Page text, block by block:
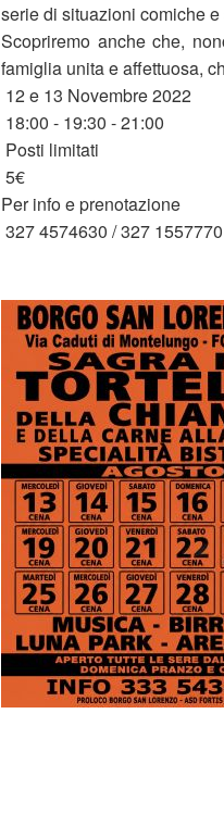
serie di situazioni comiche
Scopriremo anche che,
famiglia unita e affettuosa,
12 e 13 Novembre 2022
18:00 - 19:30 - 21:00
Posti limitati
5€
Per info e prenotazione
327 4574630 / 327 1557770